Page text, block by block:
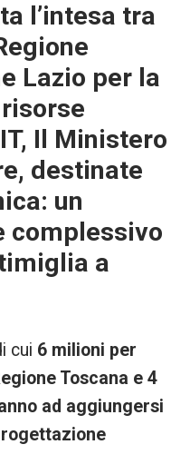
l’intesa tra
Lazio per la
Il Ministero
destinate
un
complessivo
a
cui 6 milioni per
Toscana e 4
ad aggiungersi